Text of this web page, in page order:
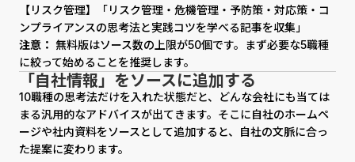
【リスク管理】「リスク管理・危機管理・予防策・対応策・コ
ンプライアンスの思考法と実践コツを学べる記事を収集」
注意： 無料版はソース数の上限が50個です。まず必要な5職種
に絞って始めることを推奨します。
「自社情報」をソースに追加する
10職種の思考法だけを入れた状態だと、どんな会社にも当ては
まる汎用的なアドバイスが出てきます。そこに自社のホームペ
ージや社内資料をソースとして追加すると、自社の文脈に合っ
た提案に変わります。